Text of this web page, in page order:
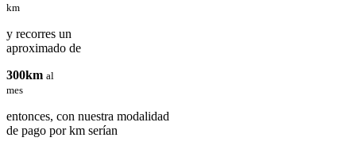
km
y recorres un
aproximado de
300km al
mes
entonces, con nuestra modalidad
de pago por km serían